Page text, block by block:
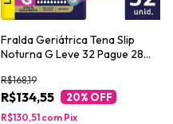
Fralda Geriátrica Tena Slip
Noturna G Leve 32 Pague 28
R$134,55
R$168,19
20% OFF
R$130,51 com Pix